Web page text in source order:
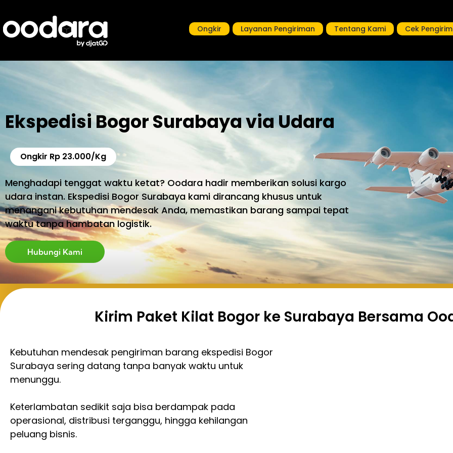
Ongkir Layanan Pengiriman Tentang Kami Cek
Ekspedisi Bogor Surabaya via Udara
Ongkir Rp 23.000/Kg
Menghadapi tenggat waktu ketat? Oodara hadir memberikan solusi kargo
udara instan. Ekspedisi Bogor Surabaya kami dirancang khusus untuk
menangani kebutuhan mendesak Anda, memastikan barang sampai tepat
waktu tanpa hambatan logistik.
Hubungi Kami
Kirim Paket Kilat Bogor ke Surabaya Bersama
Kebutuhan mendesak pengiriman barang ekspedisi Bogor
Surabaya sering datang tanpa banyak waktu untuk
menunggu.
Keterlambatan sedikit saja bisa berdampak pada
operasional, distribusi terganggu, hingga kehilangan
peluang bisnis.